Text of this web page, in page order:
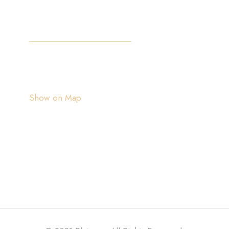
Show on Map